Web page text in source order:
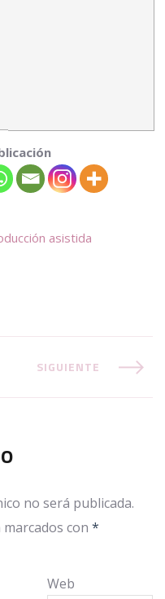
asistida
SIGUIENTE
no será publicada.
con *
Web